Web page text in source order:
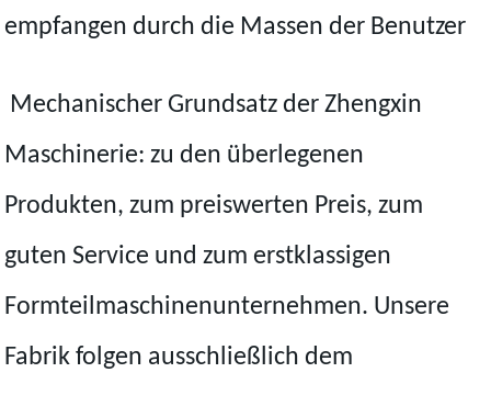
empfangen durch die Massen der Benutzer
Mechanischer Grundsatz der Zhengxin
Maschinerie: zu den überlegenen
Produkten, zum preiswerten Preis, zum
guten Service und zum erstklassigen
Formteilmaschinenunternehmen. Unsere
Fabrik folgen ausschließlich dem